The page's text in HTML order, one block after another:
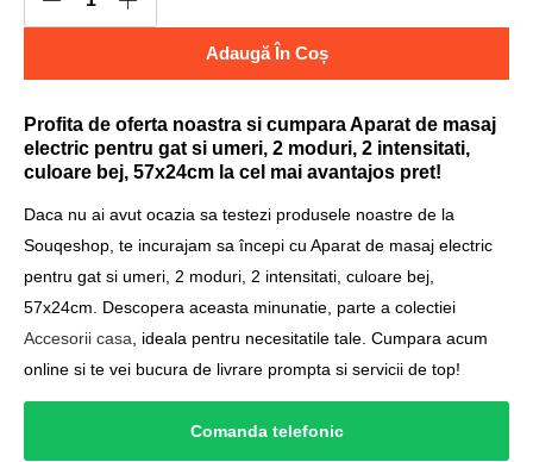
Adaugă În Coș
Profita de oferta noastra si cumpara Aparat de masaj
electric pentru gat si umeri, 2 moduri, 2 intensitati,
culoare bej, 57x24cm la cel mai avantajos pret!
Daca nu ai avut ocazia sa testezi produsele noastre de la
Souqeshop, te incurajam sa începi cu Aparat de masaj electric
pentru gat si umeri, 2 moduri, 2 intensitati, culoare bej,
57x24cm. Descopera aceasta minunatie, parte a colectiei
Accesorii casa , ideala pentru necesitatile tale. Cumpara acum
online si te vei bucura de livrare prompta si servicii de top!
Comanda telefonic